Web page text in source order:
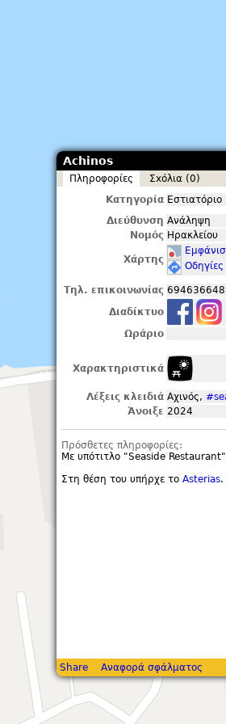
Achinos
Πληροφορίες
Σxόλια (0)
Κατηγορία Εστιατόριο
Διεύθυνση Ανάληψη
Νομός Ηρακλείου
Χάρτης
Τηλ. επικοινωνίας
Διαδίκτυο
Ωράριο
Χαρακτηριστικά
Λέξεις κλειδιά Αχινός,
Άνοιξε 2024
Πρόσθετες πληροφορίες:
Με υπότιτλο "Seaside
Στη θέση του υπήρχε το Asterias.
Share Αναφορά σφάλματος